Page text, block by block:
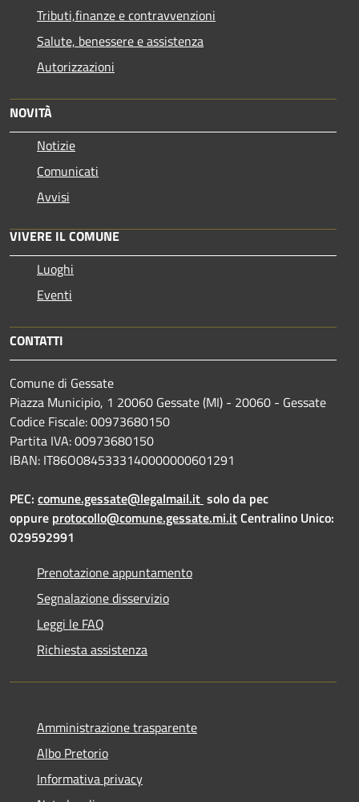
Tributi,finanze e contravvenzioni
Salute, benessere e assistenza
Autorizzazioni
NOVITÀ
Notizie
Comunicati
Avvisi
VIVERE IL COMUNE
Luoghi
Eventi
CONTATTI
Comune di Gessate
Piazza Municipio, 1 20060 Gessate (MI) - 20060 - Gessate
Codice Fiscale: 00973680150
Partita IVA: 00973680150
IBAN: IT86O0845333140000000601291
PEC: comune.gessate@legalmail.it solo da pec
oppure protocollo@comune.gessate.mi.itCentralino Unico:
029592991
Prenotazione appuntamento
Segnalazione disservizio
Leggi le FAQ
Richiesta assistenza
Amministrazione trasparente
Albo Pretorio
Informativa privacy